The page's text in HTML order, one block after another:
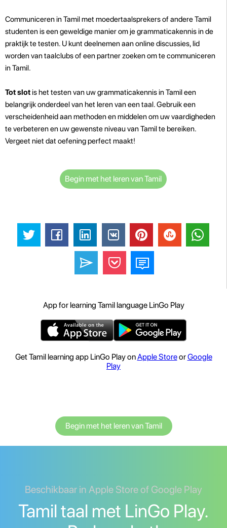
Communiceren in Tamil met moedertaalsprekers of andere Tamil
studenten is een geweldige manier om je grammaticakennis in de
praktijk te testen. U kunt deelnemen aan online discussies, lid
worden van taalclubs of een partner zoeken om te communiceren
in Tamil.
Tot slotis het testen van uw grammaticakennis in Tamil een
belangrijk onderdeel van het leren van een taal. Gebruik een
verscheidenheid aan methoden en middelen om uw vaardigheden
te verbeteren en uw gewenste niveau van Tamil te bereiken.
Vergeet niet dat oefening perfect maakt!
Begin met het leren van Tamil
App for learning Tamil language LinGo Play
Get Tamil learning app LinGo Play onApple StoreorGoogle
Play
Begin met het leren van Tamil
Beschikbaar in Apple Store of Google Play
Tamil taal met LinGo Play.